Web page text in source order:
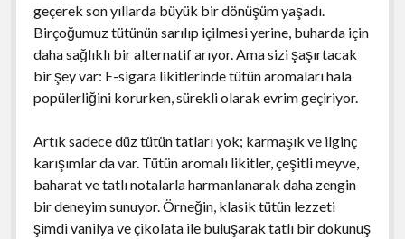
geçerek son yıllarda büyük bir dönüşüm yaşadı.
Birçoğumuz tütünün sarılıp içilmesi yerine, buharda için
daha sağlıklı bir alternatif arıyor. Ama sizi şaşırtacak
bir şey var: E-sigara likitlerinde tütün aromaları hala
popülerliğini korurken, sürekli olarak evrim geçiriyor.
Artık sadece düz tütün tatları yok; karmaşık ve ilginç
karışımlar da var. Tütün aromalı likitler, çeşitli meyve,
baharat ve tatlı notalarla harmanlanarak daha zengin
bir deneyim sunuyor. Örneğin, klasik tütün lezzeti
şimdi vanilya ve çikolata ile buluşarak tatlı bir dokunuş